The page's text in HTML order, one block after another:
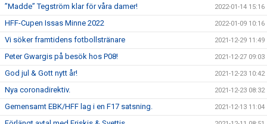
”Madde” Tegström klar för våra damer! 2022-01-14 15:16
HFF-Cupen Issas Minne 2022 2022-01-09 10:16
Vi söker framtidens fotbollstränare 2021-12-29 11:49
Peter Gwargis på besök hos P08! 2021-12-27 09:03
God jul & Gott nytt år! 2021-12-23 10:42
Nya coronadirektiv. 2021-12-23 08:32
Gemensamt EBK/HFF lag i en F17 satsning. 2021-12-13 11:04